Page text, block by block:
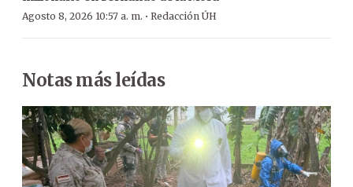
Agosto 8, 2026 10:57 a. m. · Redacción ÚH
Notas más leídas